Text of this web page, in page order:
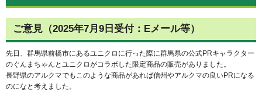
ご意見（2025年7月9日受付：Eメール等）
先日、群馬県前橋市にあるユニクロに行った際に群馬県の公式PRキャラクター
のぐんまちゃんとユニクロがコラボした限定商品の販売がありました。
長野県のアルクマでもこのような商品があれば信州やアルクマの良いPRになる
のになと考えました。